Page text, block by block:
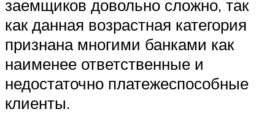
заемщиков довольно сложно, так
как данная возрастная категория
признана многими банками как
наименее ответственные и
недостаточно платежеспособные
клиенты.